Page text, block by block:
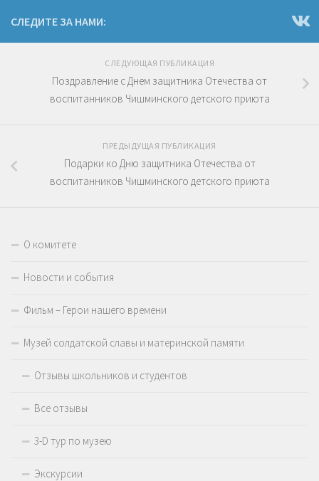
СЛЕДИТЕ ЗА НАМИ:
СЛЕДУЮЩАЯ ПУБЛИКАЦИЯ
Поздравление с Днем защитника Отечества от
воспитанников Чишминского детского приюта
ПРЕДЫДУЩАЯ ПУБЛИКАЦИЯ
Подарки ко Дню защитника Отечества от
воспитанников Чишминского детского приюта
О комитете
Новости и события
Фильм – Герои нашего времени
Музей солдатской славы и материнской памяти
Отзывы школьников и студентов
Все отзывы
3-D тур по музею
Экскурсии